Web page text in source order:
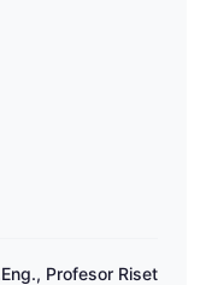
Profesor Riset